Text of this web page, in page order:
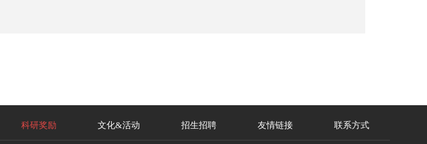
科研奖励 文化&活动 招生招聘 友情链接 联系方式